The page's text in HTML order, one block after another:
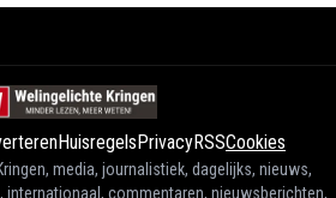
HuisregelsPrivacyRSSCookies
media, journalistiek, dagelijks, nieuws,
commentaren, nieuwsberichten,